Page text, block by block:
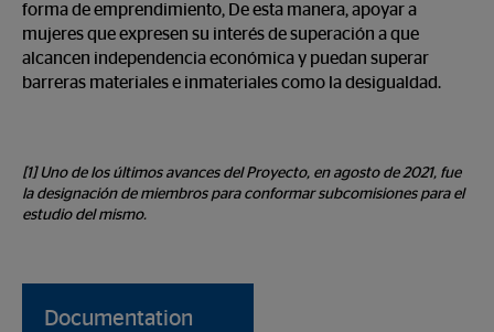
forma de emprendimiento, De esta manera, apoyar a
mujeres que expresen su interés de superación a que
alcancen independencia económica y puedan superar
barreras materiales e inmateriales como la desigualdad.
[1] Uno de los últimos avances del Proyecto, en agosto de 2021, fue
la designación de miembros para conformar subcomisiones para el
estudio del mismo.
Documentation